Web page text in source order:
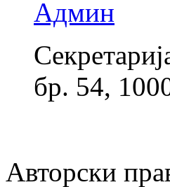
Админ
бр. 54,
Авторски